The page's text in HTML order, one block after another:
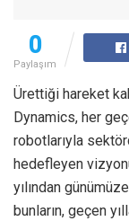
0
Paylaşım
Ürettiği hareket
Dynamics, her
robotlarıyla
hedefleyen
yılından
bunların, geçen